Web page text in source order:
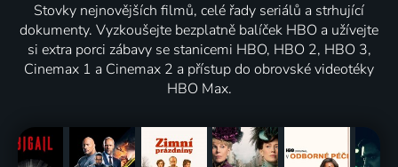
Stovky nejnovějších filmů, celé řady seriálů a strhující
dokumenty. Vyzkoušejte bezplatně balíček HBO a užívejte
si extra porci zábavy se stanicemi HBO, HBO 2, HBO 3,
Cinemax 1 a Cinemax 2 a přístup do obrovské videotéky
HBO Max.